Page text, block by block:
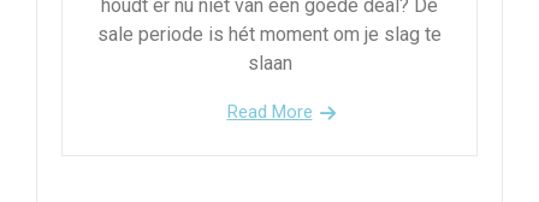
houdt er nu niet van een goede deal? De
sale periode is hét moment om je slag te
slaan
Read More